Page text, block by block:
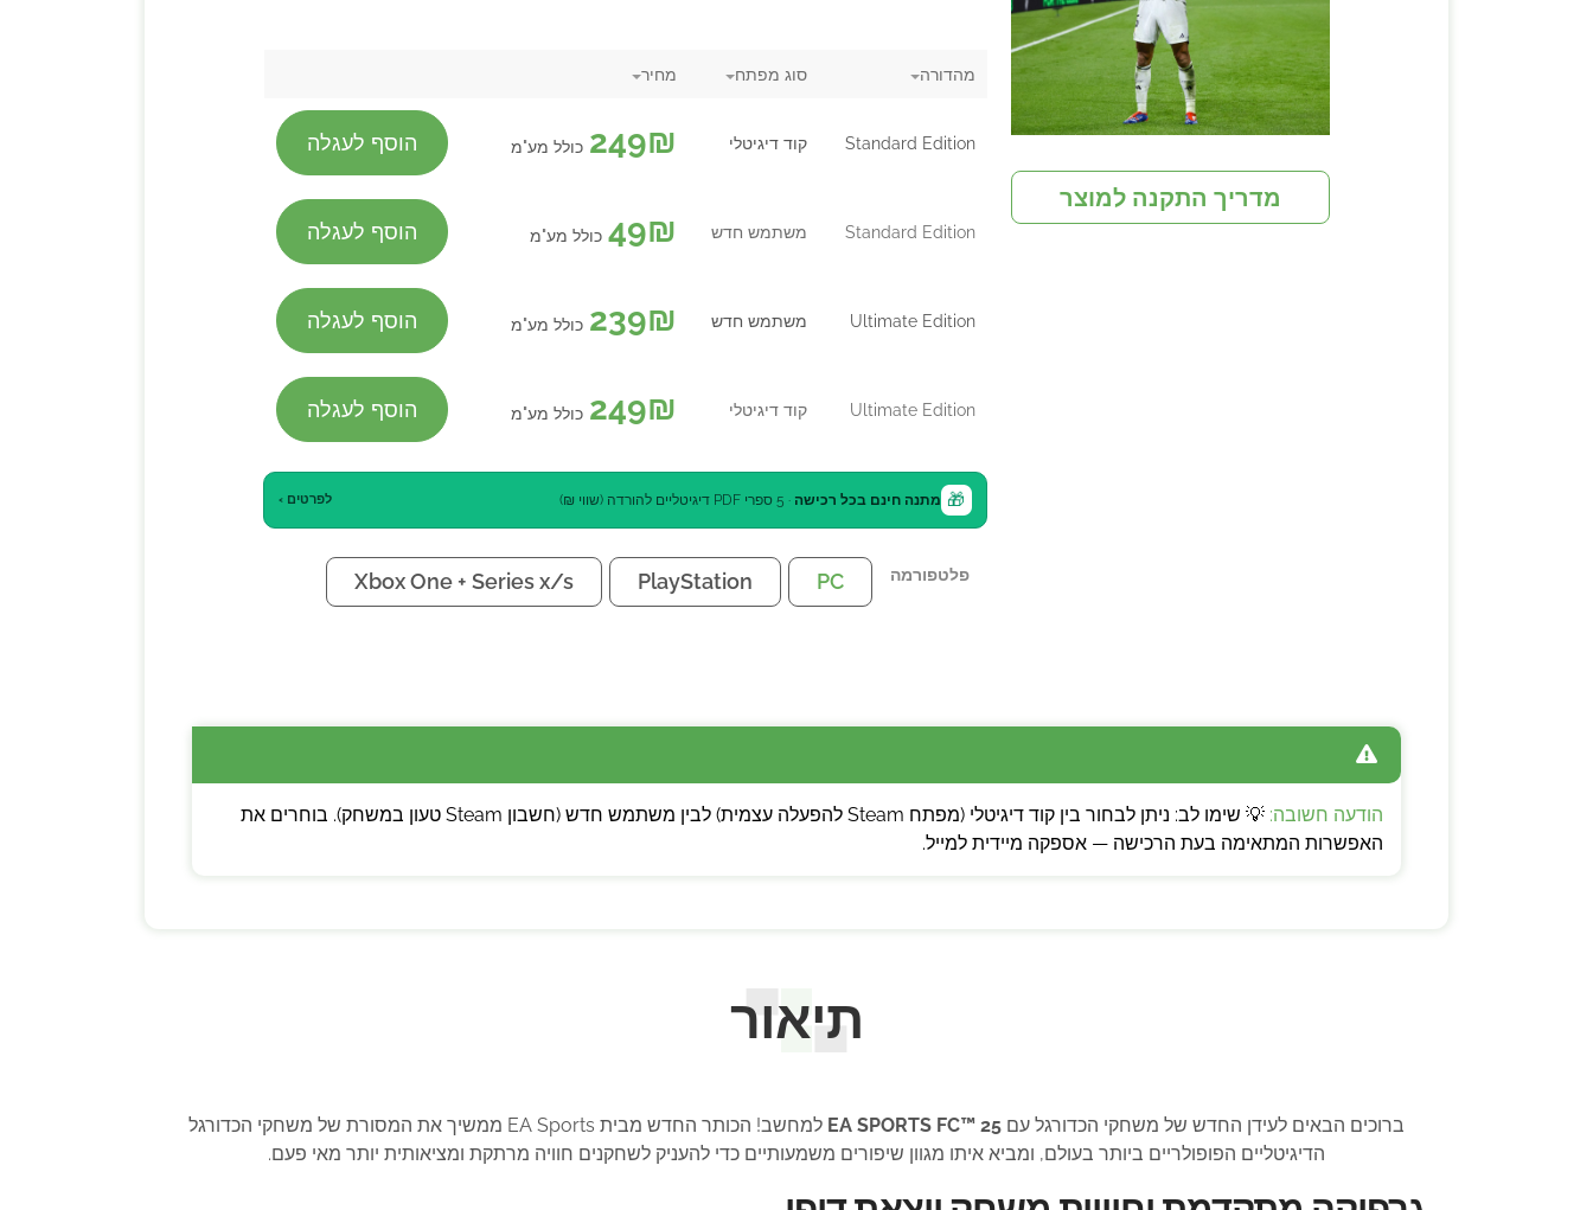
מדריך התקנה למוצר
מהדורה סוג מפתח מחיר
Standard Edition קוד דיגיטלי 249₪ כולל מע"מ הוסף לעגלה
Standard Edition משתמש חדש 49₪ כולל מע"מ הוסף לעגלה
Ultimate Edition משתמש חדש 239₪ כולל מע"מ הוסף לעגלה
Ultimate Edition קוד דיגיטלי 249₪ כולל מע"מ הוסף לעגלה
🎁 מתנה חינם בכל רכישה · 5 ספרי PDF דיגיטליים להורדה (שווי ₪) לפרטים ›
פלטפורמה PC
PlayStation
Xbox One + Series x/s
הודעה חשובה:
💡 שימו לב: ניתן לבחור בין קוד דיגיטלי (מפתח Steam להפעלה עצמית) לבין משתמש חדש (חשבון Steam טעון במשחק). בוחרים את
האפשרות המתאימה בעת הרכישה — אספקה מיידית למייל.
תיאור
ברוכים הבאים לעידן החדש של משחקי הכדורגל עם EA SPORTS FC™ 25
למחשב! הכותר החדש מבית EA Sports ממשיך את המסורת של משחקי הכדורגל
הדיגיטליים הפופולריים ביותר בעולם, ומביא איתו מגוון שיפורים משמעותיים כדי להעניק לשחקנים חוויה מרתקת ומציאותית יותר מאי פעם.